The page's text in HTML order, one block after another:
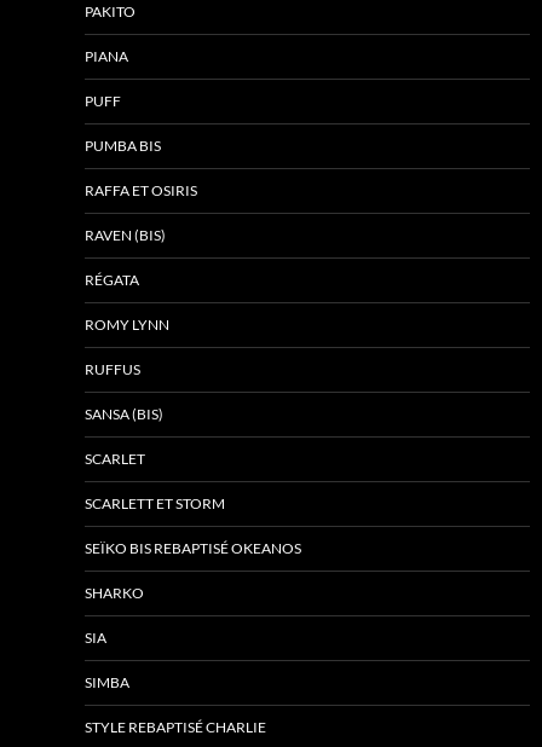
PAKITO
PIANA
PUFF
PUMBA BIS
RAFFA ET OSIRIS
RAVEN (BIS)
RÉGATA
ROMY LYNN
RUFFUS
SANSA (BIS)
SCARLET
SCARLETT ET STORM
SEÏKO BIS REBAPTISÉ OKEANOS
SHARKO
SIA
SIMBA
STYLE REBAPTISÉ CHARLIE